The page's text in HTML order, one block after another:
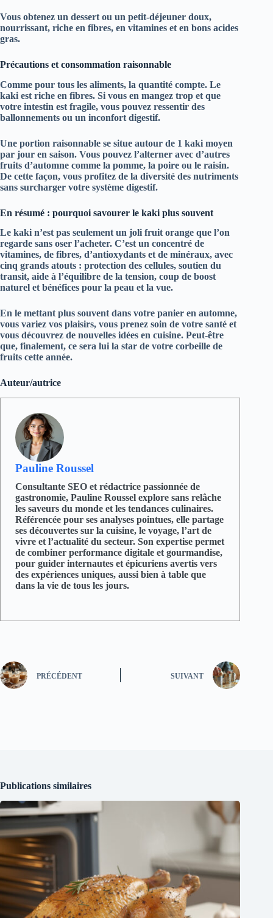
Vous obtenez un dessert ou un petit-déjeuner doux,
nourrissant, riche en fibres, en vitamines et en bons acides
gras.
Précautions et consommation raisonnable
Comme pour tous les aliments, la quantité compte. Le
kaki est riche en fibres. Si vous en mangez trop et que
votre intestin est fragile, vous pouvez ressentir des
ballonnements ou un inconfort digestif.
Une portion raisonnable se situe autour de 1 kaki moyen
par jour en saison. Vous pouvez l’alterner avec d’autres
fruits d’automne comme la pomme, la poire ou le raisin.
De cette façon, vous profitez de la diversité des nutriments
sans surcharger votre système digestif.
En résumé : pourquoi savourer le kaki plus souvent
Le kaki n’est pas seulement un joli fruit orange que l’on
regarde sans oser l’acheter. C’est un concentré de
vitamines, de fibres, d’antioxydants et de minéraux, avec
cinq grands atouts : protection des cellules, soutien du
transit, aide à l’équilibre de la tension, coup de boost
naturel et bénéfices pour la peau et la vue.
En le mettant plus souvent dans votre panier en automne,
vous variez vos plaisirs, vous prenez soin de votre santé et
vous découvrez de nouvelles idées en cuisine. Peut-être
que, finalement, ce sera lui la star de votre corbeille de
fruits cette année.
Auteur/autrice
Pauline Roussel
Consultante SEO et rédactrice passionnée de
gastronomie, Pauline Roussel explore sans relâche
les saveurs du monde et les tendances culinaires.
Référencée pour ses analyses pointues, elle partage
ses découvertes sur la cuisine, le voyage, l’art de
vivre et l’actualité du secteur. Son expertise permet
de combiner performance digitale et gourmandise,
pour guider internautes et épicuriens avertis vers
des expériences uniques, aussi bien à table que
dans la vie de tous les jours.
PRÉCÉDENT SUIVANT
Publications similaires